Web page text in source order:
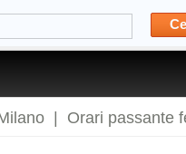
Orari passante